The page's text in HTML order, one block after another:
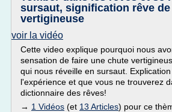
sursaut, signification rêve
vertigineuse
voir la vidéo
Cette video explique pourquoi nous
sensation de faire une chute
qui nous réveille en sursaut.
l'expérience et que vous ne trouverez
dictionnaire des rêves!
→ 1 Vidéos (et 13 Articles) pour ce